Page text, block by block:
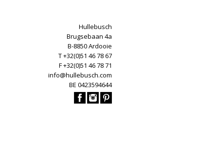
Hullebusch
Brugsebaan 4a
B-8850 Ardooie
T +32(0)51 46 78 67
F +32(0)51 46 78 71
info@hullebusch.com
BE 0423594644